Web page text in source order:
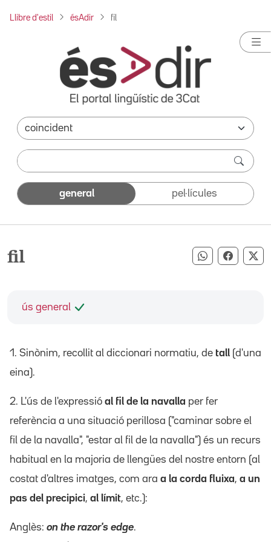
Llibre d'estil ésAdir fil
general pel·lícules
fil Compartir
ús general
1. Sinònim, recollit al diccionari normatiu, de tall (d'una
eina).
2. L'ús de l'expressió al fil de la navalla per fer
referència a una situació perillosa ("caminar sobre el
fil de la navalla", "estar al fil de la navalla") és un recurs
habitual en la majoria de llengües del nostre entorn (al
costat d'altres imatges, com ara a la corda fluixa, a un
pas del precipici, al límit, etc.):
Anglès: on the razor's edge.